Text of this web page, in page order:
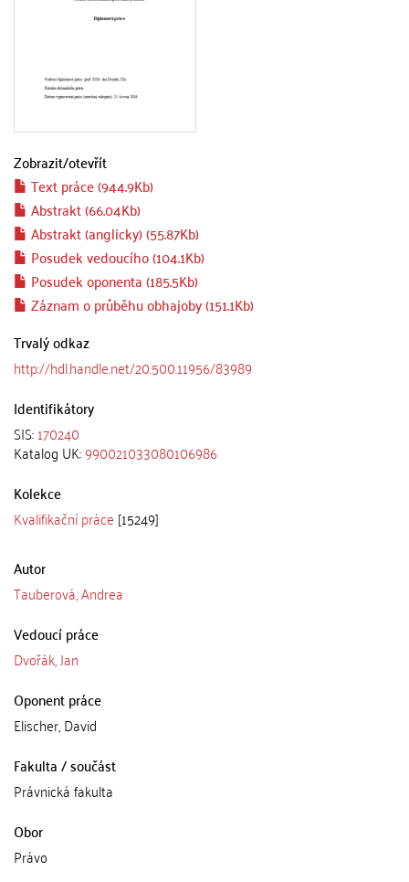
Zobrazit/otevřít
Text práce (944.9Kb)
Abstrakt (66.04Kb)
Abstrakt (anglicky) (55.87Kb)
Posudek vedoucího (104.1Kb)
Posudek oponenta (185.5Kb)
Záznam o průběhu obhajoby (151.1Kb)
Trvalý odkaz
http://hdl.handle.net/20.500.11956/83989
Identifikátory
SIS:170240
Katalog UK:990021033080106986
Kolekce
Kvalifikační práce [15249]
Autor
Tauberová, Andrea
Vedoucí práce
Dvořák, Jan
Oponent práce
Elischer, David
Fakulta / součást
Právnická fakulta
Obor
Právo